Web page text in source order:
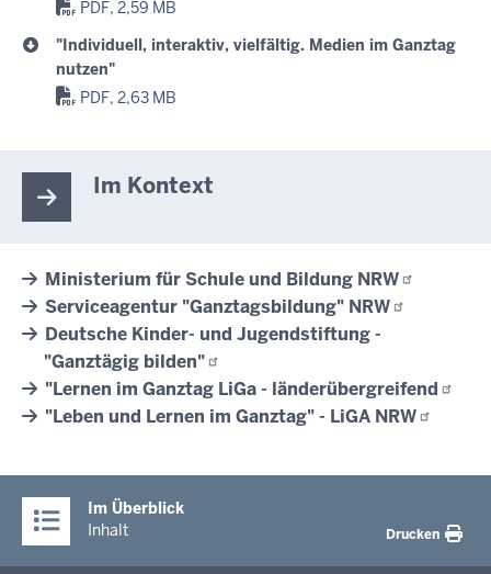
PDF, 2,59 MB
"Individuell, interaktiv, vielfältig. Medien im Ganztag
nutzen"
PDF, 2,63 MB
Im Kontext
Ministerium für Schule und Bildung NRW
Serviceagentur "Ganztagsbildung" NRW
Deutsche Kinder- und Jugendstiftung -
"Ganztägig bilden"
"Lernen im Ganztag LiGa - länderübergreifend
"Leben und Lernen im Ganztag" - LiGA NRW
Im Überblick
Inhalt
Drucken